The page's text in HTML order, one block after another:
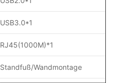
7. Unterstützung mit einem Klick zum
8. Unterstützt das Schreiben und
USB3.0*1
RJ45(1000M)*1
Standfuß/Wandmontage